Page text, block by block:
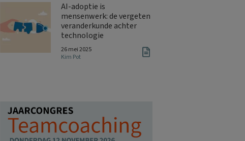
AI-adoptie is
mensenwerk: de vergeten
veranderkunde achter
technologie
26 mei 2025
Kim Pot